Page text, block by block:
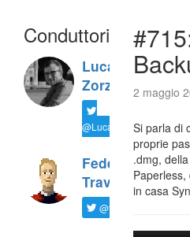
Conduttori
Luca
Zorzi
@LucaTNT
Federico
Travaini
@ftrava
2 maggio
Si parla di
proprie
.dmg,
in casa